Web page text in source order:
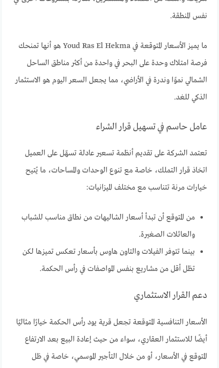
نفس المنطقة.
ما يميز الأسعار المتوقعة في Youd Ras El Hekma هو أنها تمنحك
فرصة امتلاك وحدة على البحر في واحدة من أكثر مناطق الساحل
الشمالي نموًا وندرة في الأراضي، مما يجعل السعر اليوم هو الاستثمار
الذكي للغد.
عامل حاسم في تسهيل قرار الشراء
تعتمد الشركة على تقديم أنظمة تسعير عادلة تسهّل على العميل
اتخاذ قرار التملك، خاصة مع تنوع الوحدات والمساحات، ما يُتيح
خيارات مرنة تتناسب مع مختلف الميزانيات:
من المتوقع أن تبدأ أسعار الشاليهات من نطاق مناسب للشباب
والعائلات الصغيرة.
بينما تتوفر الفيلات والتاون هاوس بأسعار تعكس تميزها لكن
تظل أقل من مشاريع بنفس المواصفات في رأس الحكمة.
دعم القرار الاستثماري
الأسعار التنافسية المتوقعة تجعل قرية يود رأس الحكمة خيارًا مثاليًا
أيضًا للاستثمار العقاري، سواء من حيث إعادة البيع بعد الارتفاع
المتوقع في الأسعار، أو من خلال التأجير الموسمي، خاصة في ظل